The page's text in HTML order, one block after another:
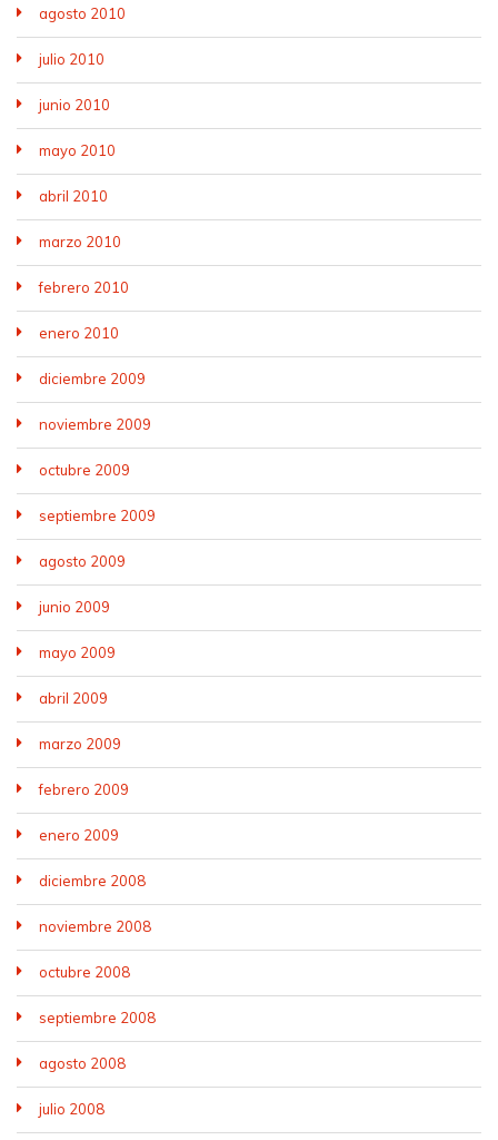
agosto 2010
julio 2010
junio 2010
mayo 2010
abril 2010
marzo 2010
febrero 2010
enero 2010
diciembre 2009
noviembre 2009
octubre 2009
septiembre 2009
agosto 2009
junio 2009
mayo 2009
abril 2009
marzo 2009
febrero 2009
enero 2009
diciembre 2008
noviembre 2008
octubre 2008
septiembre 2008
agosto 2008
julio 2008